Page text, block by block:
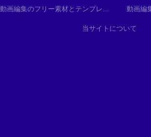
動画編集のフリー素材とテンプレート 動画編
当サイトについて